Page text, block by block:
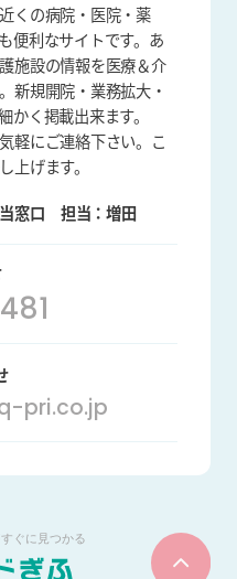
くの病院・医院・薬
便利なサイトです。あ
施設の情報を医療＆介
新規開院・業務拡大・
かく掲載出来ます。
軽にご連絡下さい。こ
上げます。
窓口
担当：増田
pri.co.jp